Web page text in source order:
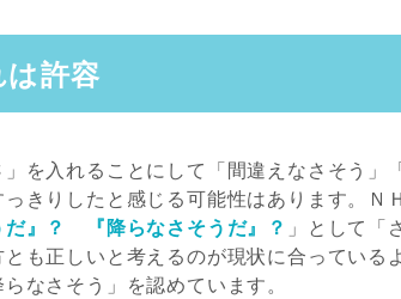
許容
を入れることにして「間違えなさそう」
きりしたと感じる可能性はあります。Ｎ
だ』？ 『降らなさそうだ』？ 」として「
も正しいと考えるのが現状に合っている
なさそう」を認めています。